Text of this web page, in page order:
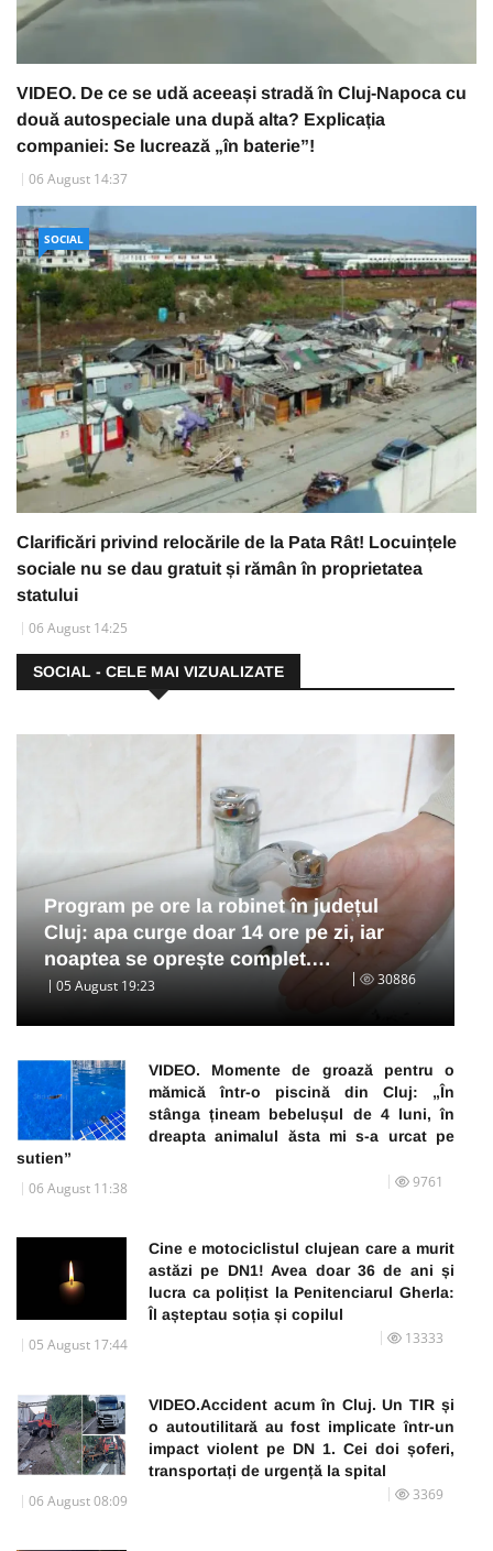
VIDEO. De ce se udă aceeași stradă în Cluj-Napoca cu
două autospeciale una după alta? Explicația
companiei: Se lucrează „în baterie”!
06 August 14:37
SOCIAL
Clarificări privind relocările de la Pata Rât! Locuințele
sociale nu se dau gratuit și rămân în proprietatea
statului
06 August 14:25
SOCIAL - CELE MAI VIZUALIZATE
Program pe ore la robinet în județul
Cluj: apa curge doar 14 ore pe zi, iar
noaptea se oprește complet.…
05 August 19:23 30886
VIDEO. Momente de groază pentru o
mămică într-o piscină din Cluj: „În
stânga țineam bebelușul de 4 luni, în
dreapta animalul ăsta mi s-a urcat pe
sutien”
06 August 11:38 9761
Cine e motociclistul clujean care a murit
astăzi pe DN1! Avea doar 36 de ani și
lucra ca polițist la Penitenciarul Gherla:
Îl așteptau soția și copilul
05 August 17:44 13333
VIDEO.Accident acum în Cluj. Un TIR și
o autoutilitară au fost implicate într-un
impact violent pe DN 1. Cei doi șoferi,
transportați de urgență la spital
06 August 08:09 3369